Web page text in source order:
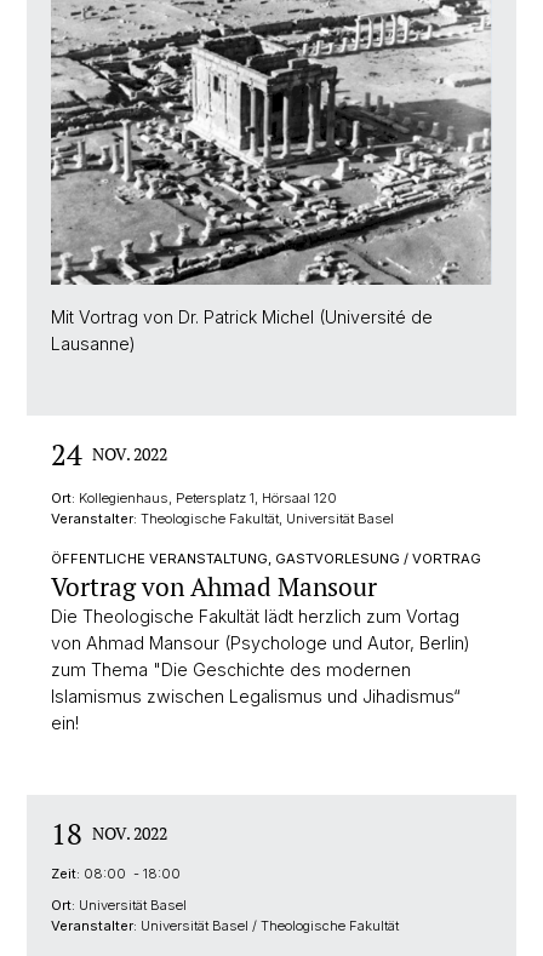
Mit Vortrag von Dr. Patrick Michel (Université de
Lausanne)
24 NOV. 2022
Ort: Kollegienhaus, Petersplatz 1, Hörsaal 120
Veranstalter: Theologische Fakultät, Universität Basel
ÖFFENTLICHE VERANSTALTUNG, GASTVORLESUNG / VORTRAG
Vortrag von Ahmad Mansour
Die Theologische Fakultät lädt herzlich zum Vortag
von Ahmad Mansour (Psychologe und Autor, Berlin)
zum Thema "Die Geschichte des modernen
Islamismus zwischen Legalismus und Jihadismus“
ein!
18 NOV. 2022
Zeit: 08:00 - 18:00
Ort: Universität Basel
Veranstalter: Universität Basel / Theologische Fakultät